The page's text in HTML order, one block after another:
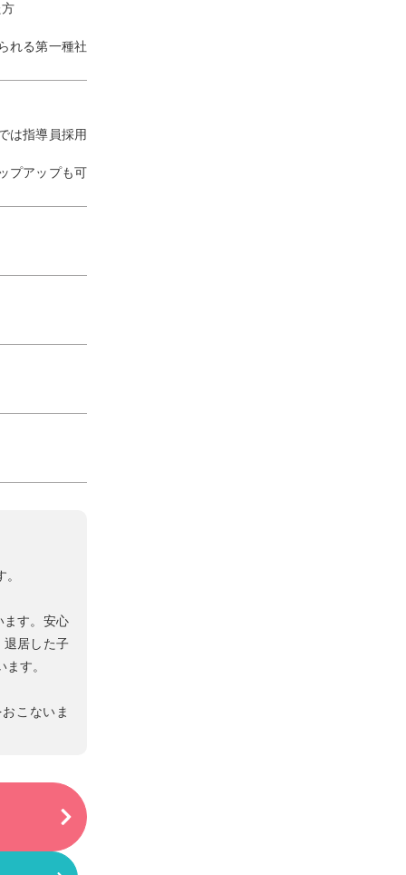
れる第一種社
は指導員採用
プアップも可
ます。安心
退居した子
す。
こないま